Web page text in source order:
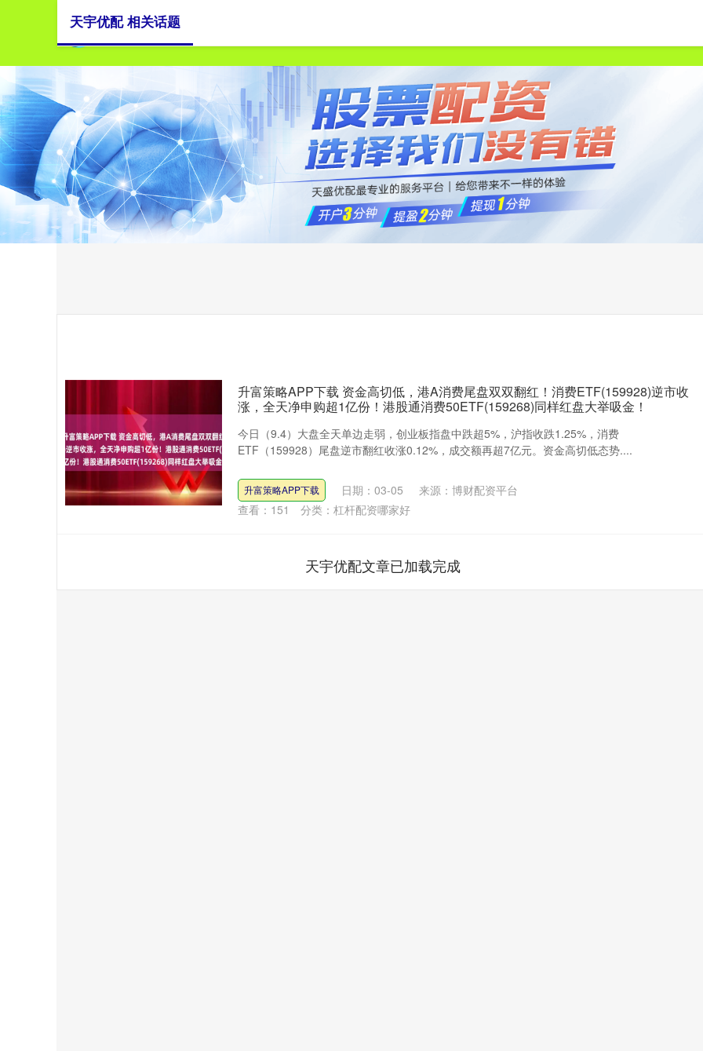
天宇优配 相关话题
升富策略APP下载 资金高切低，港A消费尾盘双双翻红！消费ETF(159928)逆市收
涨，全天净申购超1亿份！港股通消费50ETF(159268)同样红盘大举吸金！
今日（9.4）大盘全天单边走弱，创业板指盘中跌超5%，沪指收跌1.25%，消费
ETF（159928）尾盘逆市翻红收涨0.12%，成交额再超7亿元。资金高切低态势....
升富策略APP下载 日期：03-05
来源：博财配资平台
查看： 151 分类： 杠杆配资哪家好
天宇优配文章已加载完成